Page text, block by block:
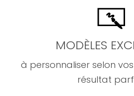
MODÈLES
à personnaliser selon
résultat